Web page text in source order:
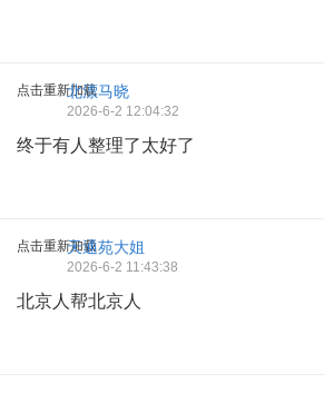
点击重新加载北漂马晓
2026-6-2 12:04:32
终于有人整理了太好了
点击重新加载天通苑大姐
2026-6-2 11:43:38
北京人帮北京人